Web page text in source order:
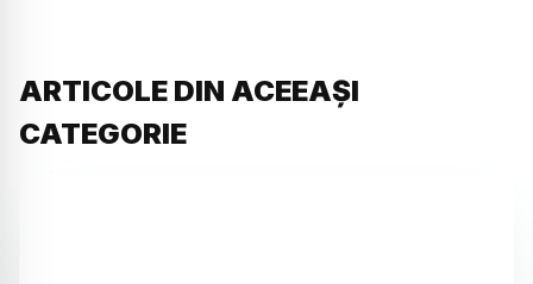
ARTICOLE DIN ACEEAȘI
CATEGORIE